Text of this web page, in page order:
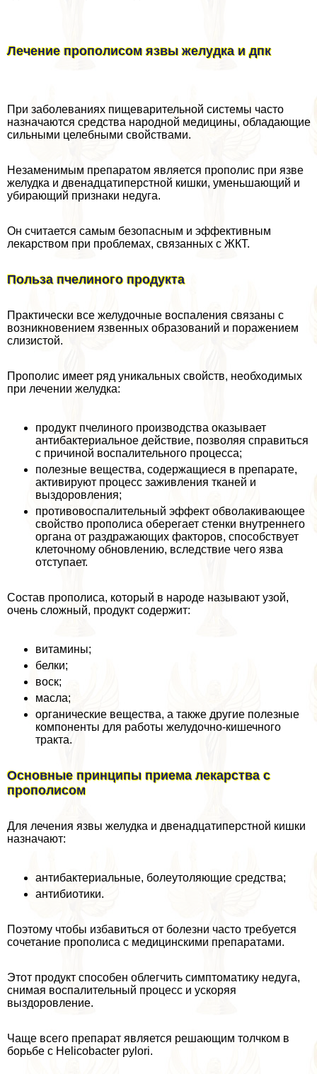
Лечение прополисом язвы желудка и дпк
При заболеваниях пищеварительной системы часто
назначаются средства народной медицины, обладающие
сильными целебными свойствами.
Незаменимым препаратом является прополис при язве
желудка и двенадцатиперстной кишки, уменьшающий и
убирающий признаки недуга.
Он считается самым безопасным и эффективным
лекарством при проблемах, связанных с ЖКТ.
Польза пчелиного продукта
Пpaктически все желудочные воспаления связаны с
возникновением язвенных образований и поражением
слизистой.
Прополис имеет ряд уникальных свойств, необходимых
при лечении желудка:
продукт пчелиного производства оказывает
антибактериальное действие, позволяя справиться
с причиной воспалительного процесса;
полезные вещества, содержащиеся в препарате,
активируют процесс заживления тканей и
выздоровления;
противовоспалительный эффект обволакивающее
свойство прополиса оберегает стенки внутреннего
органа от раздражающих факторов, способствует
клеточному обновлению, вследствие чего язва
отступает.
Состав прополиса, который в народе называют узой,
очень сложный, продукт содержит:
витамины;
белки;
воск;
масла;
органические вещества, а также другие полезные
компоненты для работы желудочно-кишечного
тpaкта.
Основные принципы приема лекарства с
прополисом
Для лечения язвы желудка и двенадцатиперстной кишки
назначают:
антибактериальные, болеутоляющие средства;
антибиотики.
Поэтому чтобы избавиться от болезни часто требуется
сочетание прополиса с медицинскими препаратами.
Этот продукт способен облегчить симптоматику недуга,
снимая воспалительный процесс и ускоряя
выздоровление.
Чаще всего препарат является решающим толчком в
борьбе с Helicobacter pylori.